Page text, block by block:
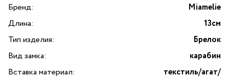
Бренд:
Miamelie
Длина:
13см
Тип изделия:
Брелок
Вид замка:
карабин
Вставка материал:
текстиль/агат/